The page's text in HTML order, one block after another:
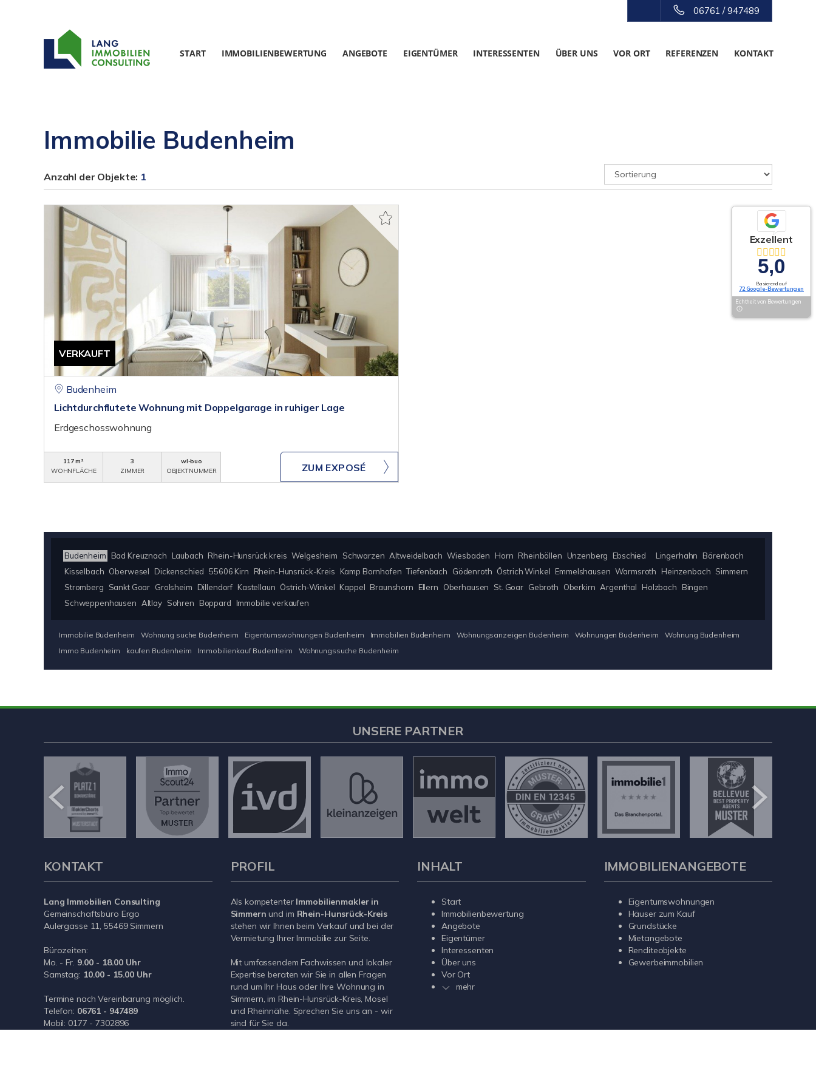
06761 / 947489
START IMMOBILIENBEWERTUNG ANGEBOTE EIGENTÜMER INTERESSENTEN ÜBER UNS VOR ORT REFERENZEN KONTAKT
Immobilie Budenheim
Anzahl der Objekte: 1
VERKAUFT
Budenheim
Lichtdurchflutete Wohnung mit Doppelgarage in ruhiger Lage
Erdgeschosswohnung
117 m²
WOHNFLÄCHE
3
ZIMMER
wl-buo
OBJEKTNUMMER
ZUM EXPOSÉ
Budenheim Bad Kreuznach Laubach Rhein-Hunsrück kreis Welgesheim Schwarzen Altweidelbach Wiesbaden Horn Rheinböllen Unzenberg Ebschied Lingerhahn
Bärenbach
Kisselbach Oberwesel Dickenschied 55606 Kirn Rhein-Hunsrück-Kreis Kamp Bornhofen Tiefenbach Gödenroth Östrich Winkel Emmelshausen Warmsroth Heinzenbach Simmern
Stromberg
Sankt Goar Grolsheim Dillendorf Kastellaun Östrich-Winkel Kappel Braunshorn Ellern Oberhausen St. Goar Gebroth Oberkirn Argenthal Holzbach
Bingen
Schweppenhausen Altlay Sohren Boppard Immobilie verkaufen
Immobilie Budenheim Wohnung suche Budenheim Eigentumswohnungen Budenheim Immobilien Budenheim Wohnungsanzeigen Budenheim Wohnungen Budenheim
Wohnung Budenheim
Immo Budenheim
kaufen Budenheim Immobilienkauf Budenheim Wohnungssuche Budenheim
Exzellent
5,0
Basierend auf
72 Google-Bewertungen
Echtheit von Bewertungen
UNSERE PARTNER
KONTAKT
Lang Immobilien Consulting
Gemeinschaftsbüro Ergo
Aulergasse 11, 55469 Simmern
Bürozeiten:
Mo. - Fr. 9.00 - 18.00 Uhr
Samstag: 10.00 - 15.00 Uhr
Termine nach Vereinbarung möglich.
Telefon: 06761 - 947489
Mobil: 0177 - 7302896
PROFIL
Als kompetenter Immobilienmakler in
Simmern und im Rhein-Hunsrück-Kreis
stehen wir Ihnen beim Verkauf und bei der
Vermietung Ihrer Immobilie zur Seite.
Mit umfassendem Fachwissen und lokaler
Expertise beraten wir Sie in allen Fragen
rund um Ihr Haus oder Ihre Wohnung in
Simmern, im Rhein-Hunsrück-Kreis, Mosel
und Rheinnähe. Sprechen Sie uns an - wir
sind für Sie da.
INHALT
Start
Immobilienbewertung
Angebote
Eigentümer
Interessenten
Über uns
Vor Ort
mehr
IMMOBILIENANGEBOTE
Eigentumswohnungen
Häuser zum Kauf
Grundstücke
Mietangebote
Renditeobjekte
Gewerbeimmobilien